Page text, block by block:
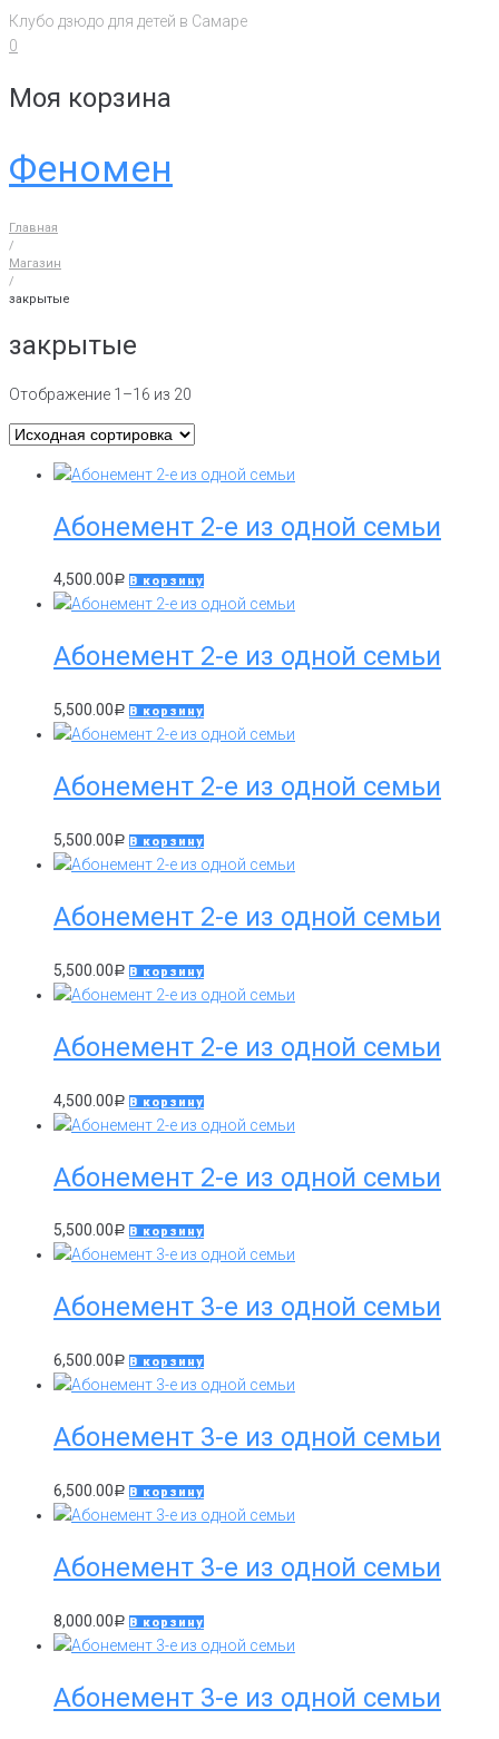
Перейти
к
Клубо дзюдо для детей в Самаре
0
Моя корзина
Феномен
Главная
/
Магазин
/
закрытые
закрытые
Отображение 1–16 из 20
Абонемент 2-е из одной семьи
4,500.00 Р В корзину
Абонемент 2-е из одной семьи
5,500.00 Р В корзину
Абонемент 2-е из одной семьи
5,500.00 Р В корзину
Абонемент 2-е из одной семьи
5,500.00 Р В корзину
Абонемент 2-е из одной семьи
4,500.00 Р В корзину
Абонемент 2-е из одной семьи
5,500.00 Р В корзину
Абонемент 3-е из одной семьи
6,500.00 Р В корзину
Абонемент 3-е из одной семьи
6,500.00 Р В корзину
Абонемент 3-е из одной семьи
8,000.00 Р В корзину
Абонемент 3-е из одной семьи